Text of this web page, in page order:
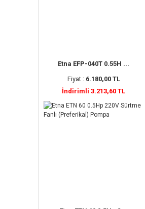
Etna EFP-040T 0.55H ...
Fiyat : 6.180,00 TL
İndirimli 3.213,60 TL